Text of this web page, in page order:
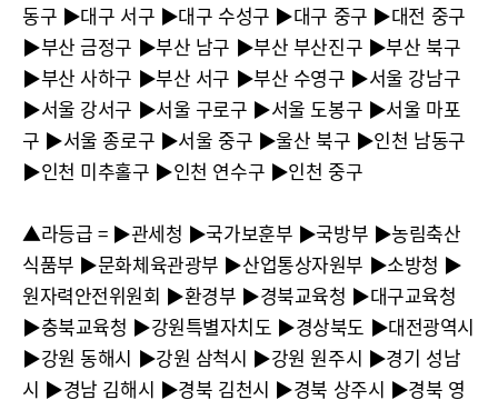
동구 ▶︎대구 서구 ▶︎대구 수성구 ▶︎대구 중구 ▶︎대전 중구
▶︎부산 금정구 ▶︎부산 남구 ▶︎부산 부산진구 ▶︎부산 북구
▶︎부산 사하구 ▶︎부산 서구 ▶︎부산 수영구 ▶︎서울 강남구
▶︎서울 강서구 ▶︎서울 구로구 ▶︎서울 도봉구 ▶︎서울 마포
구 ▶︎서울 종로구 ▶︎서울 중구 ▶︎울산 북구 ▶︎인천 남동구
▶︎인천 미추홀구 ▶︎인천 연수구 ▶︎인천 중구
▲라등급 = ▶︎관세청 ▶︎국가보훈부 ▶︎국방부 ▶︎농림축산
식품부 ▶︎문화체육관광부 ▶︎산업통상자원부 ▶︎소방청 ▶︎
원자력안전위원회 ▶︎환경부 ▶︎경북교육청 ▶︎대구교육청
▶︎충북교육청 ▶︎강원특별자치도 ▶︎경상북도 ▶︎대전광역시
▶︎강원 동해시 ▶︎강원 삼척시 ▶︎강원 원주시 ▶︎경기 성남
시 ▶︎경남 김해시 ▶︎경북 김천시 ▶︎경북 상주시 ▶︎경북 영